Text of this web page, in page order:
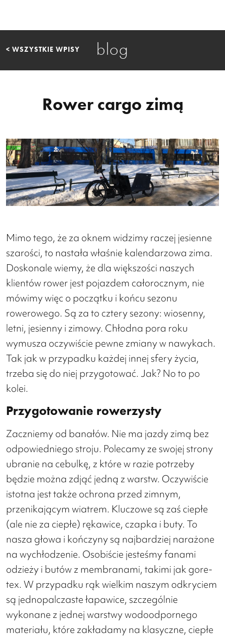
< WSZYSTKIE WPISY blog
Rower cargo zimą
Mimo tego, że za oknem widzimy raczej jesienne
szarości, to nastała właśnie kalendarzowa zima.
Doskonale wiemy, że dla większości naszych
klientów rower jest pojazdem całorocznym, nie
mówimy więc o początku i końcu sezonu
rowerowego. Są za to cztery sezony: wiosenny,
letni, jesienny i zimowy. Chłodna pora roku
wymusza oczywiście pewne zmiany w nawykach.
Tak jak w przypadku każdej innej sfery życia,
trzeba się do niej przygotować. Jak? No to po
kolei.
Przygotowanie rowerzysty
Zaczniemy od banałów. Nie ma jazdy zimą bez
odpowiedniego stroju. Polecamy ze swojej strony
ubranie na cebulkę, z które w razie potrzeby
będzie można zdjąć jedną z warstw. Oczywiście
istotna jest także ochrona przed zimnym,
przenikającym wiatrem. Kluczowe są zaś ciepłe
(ale nie za ciepłe) rękawice, czapka i buty. To
nasza głowa i kończyny są najbardziej narażone
na wychłodzenie. Osobiście jesteśmy fanami
odzieży i butów z membranami, takimi jak gore-
tex. W przypadku rąk wielkim naszym odkryciem
są jednopalczaste łapawice, szczególnie
wykonane z jednej warstwy wodoodpornego
materiału, które zakładamy na klasyczne, ciepłe